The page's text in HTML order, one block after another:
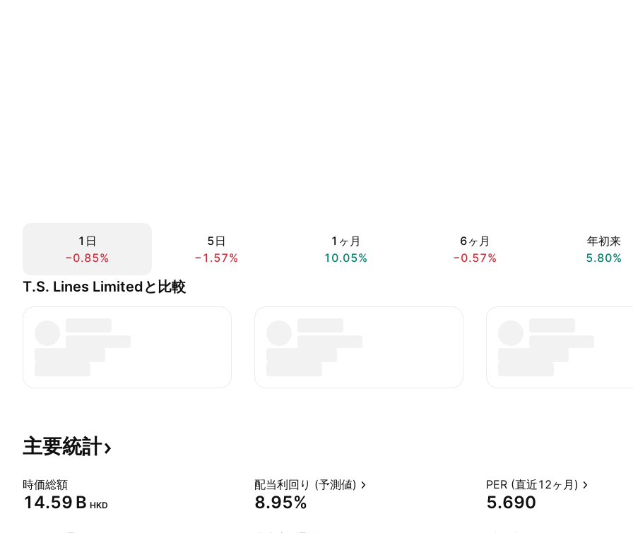
1日
−0.85%
5日
−1.57%
1ヶ月
10.05%
6ヶ月
−0.57%
年初来
5.80%
T.S. Lines Limitedと比較
主要統計
時価総額
‪14.59 B‬ HKD
配当利回り (予測値)
8.95%
PER (直近12ヶ月)
5.690